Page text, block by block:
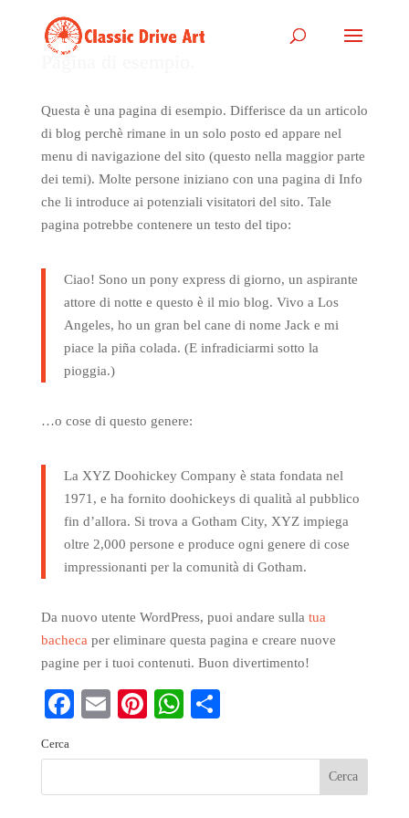
Pagina di esempio.
Questa è una pagina di esempio. Differisce da un articolo
di blog perchè rimane in un solo posto ed appare nel
menu di navigazione del sito (questo nella maggior parte
dei temi). Molte persone iniziano con una pagina di Info
che li introduce ai potenziali visitatori del sito. Tale
pagina potrebbe contenere un testo del tipo:
Ciao! Sono un pony express di giorno, un aspirante
attore di notte e questo è il mio blog. Vivo a Los
Angeles, ho un gran bel cane di nome Jack e mi
piace la piña colada. (E infradiciarmi sotto la
pioggia.)
…o cose di questo genere:
La XYZ Doohickey Company è stata fondata nel
1971, e ha fornito doohickeys di qualità al pubblico
fin d’allora. Si trova a Gotham City, XYZ impiega
oltre 2,000 persone e produce ogni genere di cose
impressionanti per la comunità di Gotham.
Da nuovo utente WordPress, puoi andare sulla tua
bacheca per eliminare questa pagina e creare nuove
pagine per i tuoi contenuti. Buon divertimento!
Facebook
EmailPinterestWhatsApp
Cerca